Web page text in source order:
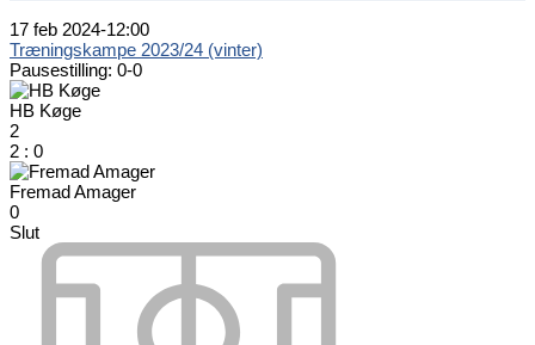
17 feb 2024-12:00
Træningskampe 2023/24 (vinter)
Pausestilling: 0-0
HB Køge
2
2 : 0
Fremad Amager
0
Slut